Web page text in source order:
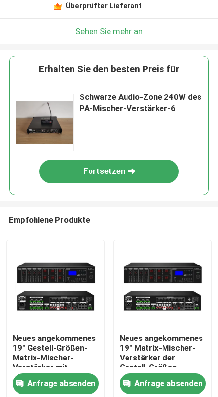
Haus
Überprüfter Lieferant
Sehen Sie mehr an
Erhalten Sie den besten Preis für
Schwarze Audio-Zone 240W des
PA-Mischer-Verstärker-6
Fortsetzen
Empfohlene Produkte
Neues angekommenes
19" Gestell-Größen-
Matrix-Mischer-
Verstärker mit
USB/SD/FM/BT
Anfrage absenden
Neues angekommenes
19" Matrix-Mischer-
Verstärker der
Gestell-Größen-
6*120W mit
USB/SD/FM/BT
Anfrage absenden